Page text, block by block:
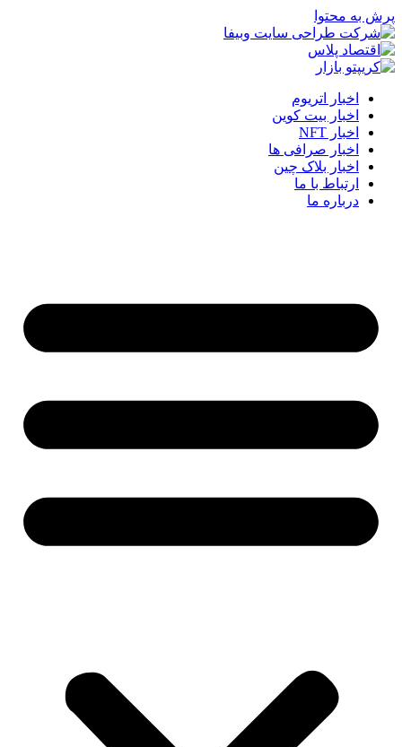
پرش به محتوا
اخبار اتریوم
اخبار بیت کوین
اخبار NFT
اخبار صرافی ها
اخبار بلاک چین
ارتباط با ما
درباره ما